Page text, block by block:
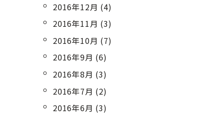
2016年12月 (4)
2016年11月 (3)
2016年10月 (7)
2016年9月 (6)
2016年8月 (3)
2016年7月 (2)
2016年6月 (3)